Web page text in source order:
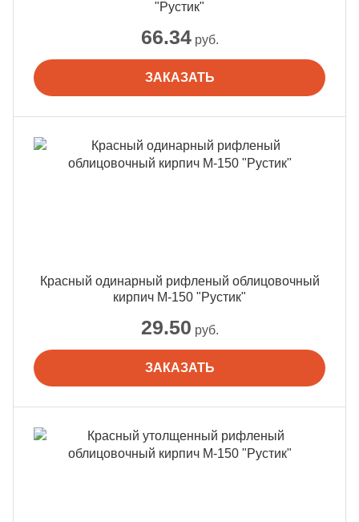
66.34руб.
ЗАКАЗАТЬ
"Рустик"
29.50 руб.
ЗАКАЗАТЬ
Красный одинарный рифленый облицовочный
кирпич М-150 "Рустик"